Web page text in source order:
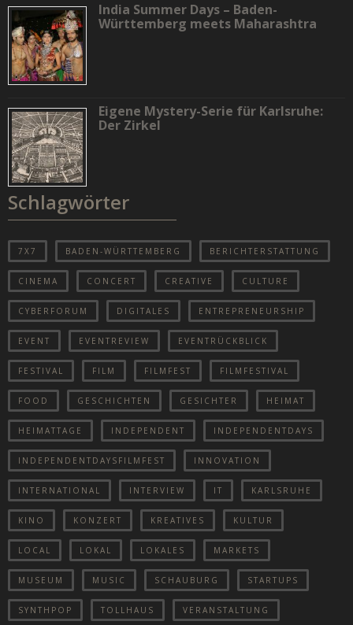
India Summer Days – Baden-
Württemberg meets Maharashtra
Eigene Mystery-Serie für Karlsruhe:
Der Zirkel
Schlagwörter
7X7 BADEN-WÜRTTEMBERG BERICHTERSTATTUNG
CINEMA CONCERT CREATIVE CULTURE
CYBERFORUM DIGITALES ENTREPRENEURSHIP
EVENT EVENTREVIEW EVENTRÜCKBLICK
FESTIVAL FILM FILMFEST FILMFESTIVAL
FOOD GESCHICHTEN GESICHTER HEIMAT
HEIMATTAGE INDEPENDENT INDEPENDENTDAYS
INDEPENDENTDAYSFILMFEST INNOVATION
INTERNATIONAL INTERVIEW IT KARLSRUHE
KINO KONZERT KREATIVES KULTUR
LOCAL LOKAL LOKALES MARKETS
MUSEUM MUSIC SCHAUBURG STARTUPS
SYNTHPOP TOLLHAUS VERANSTALTUNG